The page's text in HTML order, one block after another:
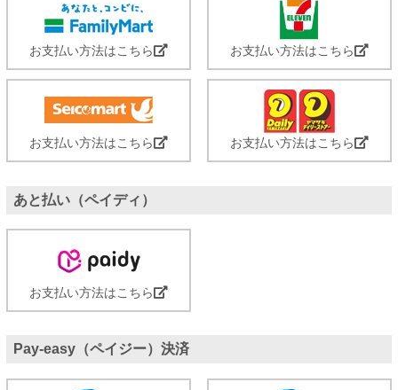
お支払い方法はこちら お支払い方法はこちら
お支払い方法はこちら お支払い方法はこちら
あと払い（ペイディ）
お支払い方法はこちら
Pay-easy（ペイジー）決済